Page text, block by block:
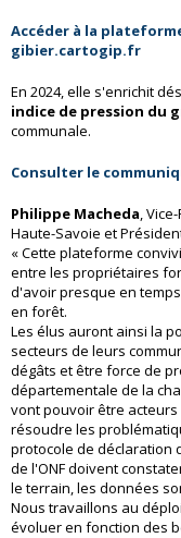
Accéder à la
gibier.cartogip.fr
En 2024, elle s'enrichit
indice de pression du
communale.
Consulter le
Philippe Macheda,
Haute-Savoie et
« Cette plateforme
entre les propriétaires
d'avoir presque en
en forêt.
Les élus auront ainsi la
secteurs de leurs
dégâts et être force de
départementale de la
vont pouvoir être
résoudre les
protocole de déclaration
de l'ONF doivent
le terrain, les données
Nous travaillons au
évoluer en fonction des